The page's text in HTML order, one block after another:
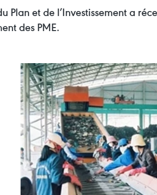
Plan et de l’Investissement a
des PME.